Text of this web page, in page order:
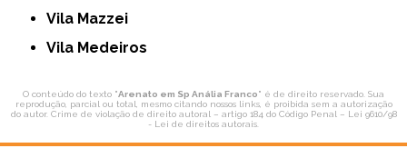
Vila Mazzei
Vila Medeiros
O conteúdo do texto "Arenato em Sp Anália Franco" é de direito reservado. Sua
reprodução, parcial ou total, mesmo citando nossos links, é proibida sem a autorização
do autor. Crime de violação de direito autoral – artigo 184 do Código Penal – Lei 9610/98
- Lei de direitos autorais